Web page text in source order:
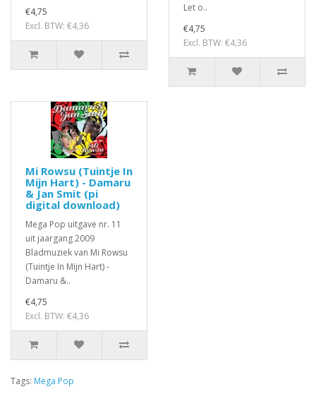
€4,75
Excl. BTW: €4,36
Let o..
€4,75
Excl. BTW: €4,36
Mi Rowsu (Tuintje In
Mijn Hart) - Damaru
& Jan Smit (pi
digital download)
Mega Pop uitgave nr. 11
uit jaargang 2009
Bladmuziek van Mi Rowsu
(Tuintje In Mijn Hart) -
Damaru &..
€4,75
Excl. BTW: €4,36
Tags: Mega Pop